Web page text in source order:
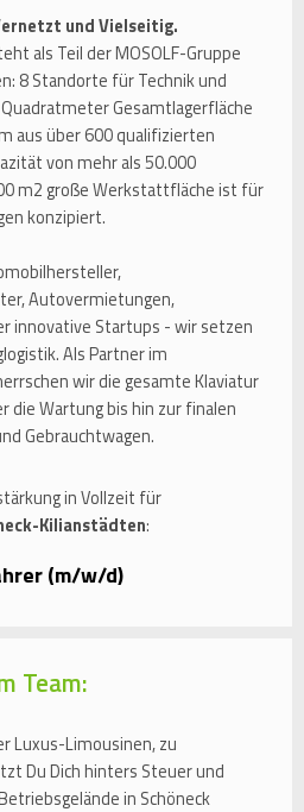
und Vielseitig.
als Teil der MOSOLF-Gruppe
8 Standorte für Technik und
Gesamtlagerfläche
aus über 600 qualifizierten
von mehr als 50.000
m2 große Werkstattfläche ist für
konzipiert.
Autovermietungen,
innovative Startups - wir setzen
Als Partner im
wir die gesamte Klaviatur
die Wartung bis hin zur finalen
Gebrauchtwagen.
in Vollzeit für
Kilianstädten:
(m/w/d)
Team:
Luxus-Limousinen, zu
Du Dich hinters Steuer und
in Schöneck